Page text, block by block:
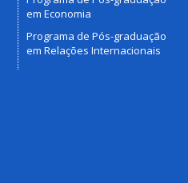
em Economia
Programa de Pós-graduação
em Relações Internacionais